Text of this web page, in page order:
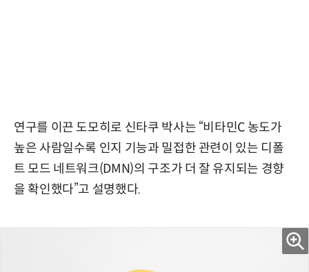
연구를 이끈 도모히로 신타쿠 박사는 “비타민C 농도가
높은 사람일수록 인지 기능과 밀접한 관련이 있는 디폴
트 모드 네트워크(DMN)의 구조가 더 잘 유지되는 경향
을 확인했다”고 설명했다.